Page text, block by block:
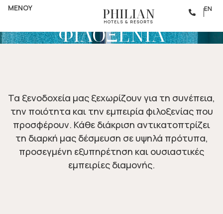
ΜΕΝΟΥ PHILIAN
HOTELS & RESORTS
EN
ΔΙΑΚΕΚΡΙΜΕΝΗ
ΦΙΛΟΞΕΝΙΑ
Τα ξενοδοχεία μας ξεχωρίζουν για τη συνέπεια,
την ποιότητα και την εμπειρία φιλοξενίας που
προσφέρουν. Κάθε διάκριση αντικατοπτρίζει
τη διαρκή μας δέσμευση σε υψηλά πρότυπα,
προσεγμένη εξυπηρέτηση και ουσιαστικές
εμπειρίες διαμονής.